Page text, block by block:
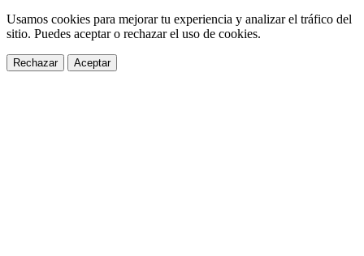
Usamos cookies para mejorar tu experiencia y analizar el tráfico del
sitio. Puedes aceptar o rechazar el uso de cookies.
Rechazar Aceptar